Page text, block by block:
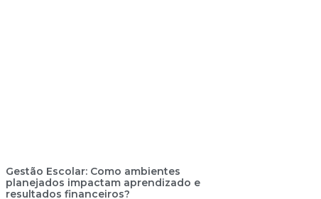
Gestão Escolar: Como ambientes
planejados impactam aprendizado e
resultados financeiros?